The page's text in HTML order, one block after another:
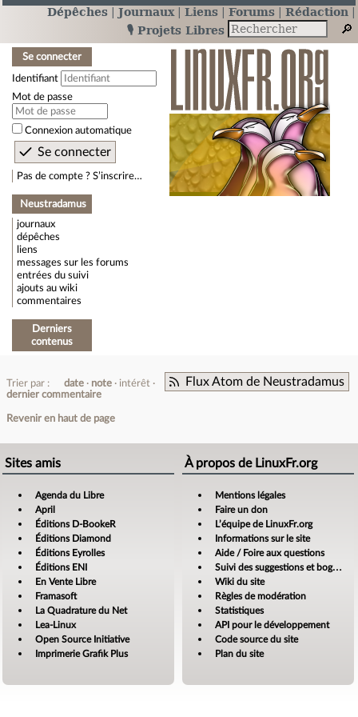
Dépêches Journaux Liens Forums
Rédaction
🎙️ Projets Libres
Se connecter
Identifiant
Mot de passe
Connexion automatique
Pas de compte ? S’inscrire…
Neustradamus
journaux
dépêches
liens
messages sur les forums
entrées du suivi
ajouts au wiki
commentaires
Derniers
contenus
Flux Atom de Neustradamus
Trier par : date note
intérêt
dernier commentaire
Revenir en haut de page
Sites amis
Agenda du Libre
April
Éditions D-BookeR
Éditions Diamond
Éditions Eyrolles
Éditions ENI
En Vente Libre
Framasoft
La Quadrature du Net
Lea-Linux
Open Source Initiative
Imprimerie Grafik Plus
À propos de LinuxFr.org
Mentions légales
Faire un don
L’équipe de LinuxFr.org
Informations sur le site
Aide / Foire aux questions
Suivi des suggestions et bogues
Wiki du site
Règles de modération
Statistiques
API pour le développement
Code source du site
Plan du site